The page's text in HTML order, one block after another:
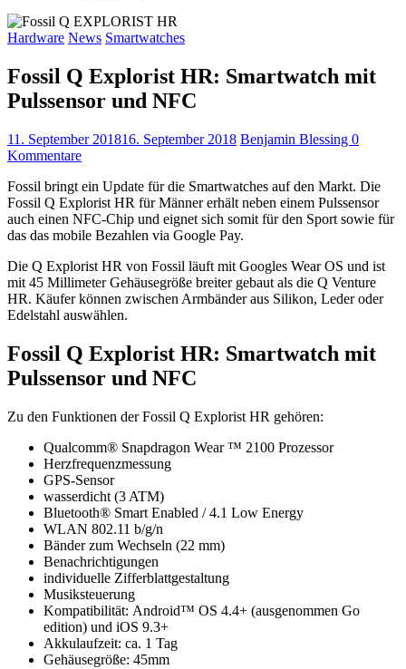
Hardware News Smartwatches
Fossil Q Explorist HR: Smartwatch mit
Pulssensor und NFC
11. September 201816. September 2018 Benjamin Blessing 0
Kommentare
Fossil bringt ein Update für die Smartwatches auf den Markt. Die
Fossil Q Explorist HR für Männer erhält neben einem Pulssensor
auch einen NFC-Chip und eignet sich somit für den Sport sowie für
das das mobile Bezahlen via Google Pay.
Die Q Explorist HR von Fossil läuft mit Googles Wear OS und ist
mit 45 Millimeter Gehäusegröße breiter gebaut als die Q Venture
HR. Käufer können zwischen Armbänder aus Silikon, Leder oder
Edelstahl auswählen.
Fossil Q Explorist HR: Smartwatch mit
Pulssensor und NFC
Zu den Funktionen der Fossil Q Explorist HR gehören:
Qualcomm® Snapdragon Wear ™ 2100 Prozessor
Herzfrequenzmessung
GPS-Sensor
wasserdicht (3 ATM)
Bluetooth® Smart Enabled / 4.1 Low Energy
WLAN 802.11 b/g/n
Bänder zum Wechseln (22 mm)
Benachrichtigungen
individuelle Zifferblattgestaltung
Musiksteuerung
Kompatibilität: Android™ OS 4.4+ (ausgenommen Go
edition) und iOS 9.3+
Akkulaufzeit: ca. 1 Tag
Gehäusegröße: 45mm